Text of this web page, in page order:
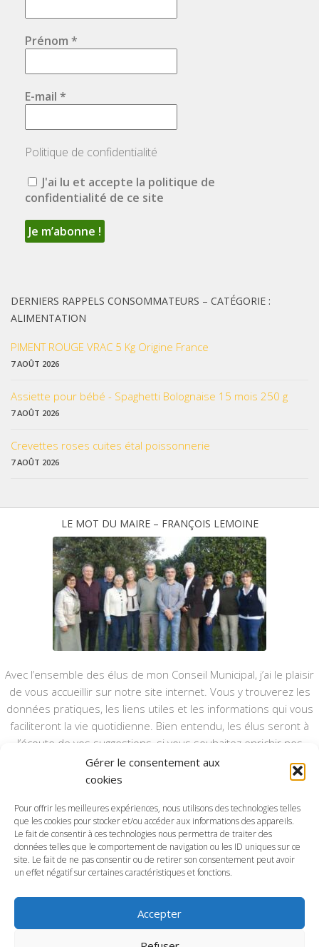
Gérer le consentement aux
cookies
Pour offrir les meilleures expériences, nous utilisons des technologies telles
que les cookies pour stocker et/ou accéder aux informations des appareils.
Le fait de consentir à ces technologies nous permettra de traiter des
données telles que le comportement de navigation ou les ID uniques sur ce
site. Le fait de ne pas consentir ou de retirer son consentement peut avoir
un effet négatif sur certaines caractéristiques et fonctions.
Accepter
Prénom *
E-mail *
Politique de confidentialité
J'ai lu et accepte la politique de
confidentialité de ce site
DERNIERS RAPPELS CONSOMMATEURS – CATÉGORIE :
ALIMENTATION
PIMENT ROUGE VRAC 5 Kg Origine France
7 AOÛT 2026
Assiette pour bébé - Spaghetti Bolognaise 15 mois 250 g
7 AOÛT 2026
Crevettes roses cuites étal poissonnerie
7 AOÛT 2026
LE MOT DU MAIRE – FRANÇOIS LEMOINE
Avec l’ensemble des élus de mon Conseil Municipal, j’ai le plaisir
de vous accueillir sur notre site internet. Vous y trouverez les
données pratiques, les liens utiles et les informations qui vous
faciliteront la vie quotidienne. Bien entendu, les élus seront à
l’écoute de vos suggestions, si vous souhaitez enrichir nos
rubriques ou nos informations.
Ce type de communication vient en complément du bulletin
annuel, nous le ferons vivre et il sera actualisé pour mieux vous
informer.
Bonne visite à toutes et à tous.
Commune d'Anctoville-sur-Boscq © 2026. Tous droits